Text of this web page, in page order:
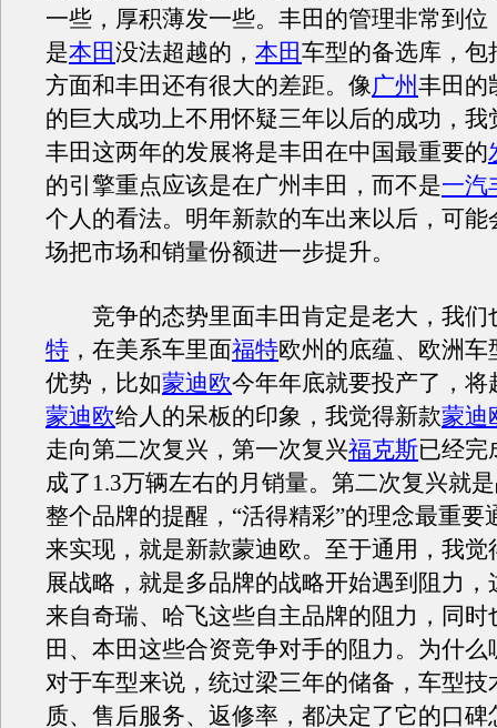
一些，厚积薄发一些。丰田的管理非常到位
是本田没法超越的， 本田车型的备选库，包
方面和丰田还有很大的差距。像广州丰田的
的巨大成功上不用怀疑三年以后的成功，我
丰田这两年的发展将是丰田在中国最重要的
的引擎重点应该是在广州丰田，而不是一汽
个人的看法。明年新款的车出来以后，可能
场把市场和销量份额进一步提升。
竞争的态势里面丰田肯定是老大，我们
特 ，在美系车里面福特欧州的底蕴、欧洲车
优势，比如蒙迪欧今年年底就要投产了，将
蒙迪欧给人的呆板的印象，我觉得新款蒙迪
走向第二次复兴，第一次复兴福克斯已经完
成了1.3万辆左右的月销量。第二次复兴就
整个品牌的提醒，“活得精彩”的理念最重要
来实现，就是新款蒙迪欧。至于通用，我觉
展战略，就是多品牌的战略开始遇到阻力，
来自奇瑞、哈飞这些自主品牌的阻力，同时
田、本田这些合资竞争对手的阻力。为什么
对于车型来说，统过梁三年的储备，车型技
质、售后服务、返修率，都决定了它的口碑